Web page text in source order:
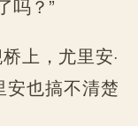
吗？”
上，尤里安·
也搞不清楚